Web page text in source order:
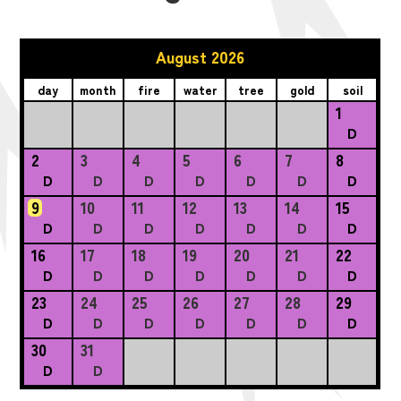
August 2026
day month fire water tree gold soil
1
D
2
D
3
D
4
D
5
D
6
D
7
D
8
D
9
D
10
D
11
D
12
D
13
D
14
D
15
D
16
D
17
D
18
D
19
D
20
D
21
D
22
D
23
D
24
D
25
D
26
D
27
D
28
D
29
D
30
D
31
D